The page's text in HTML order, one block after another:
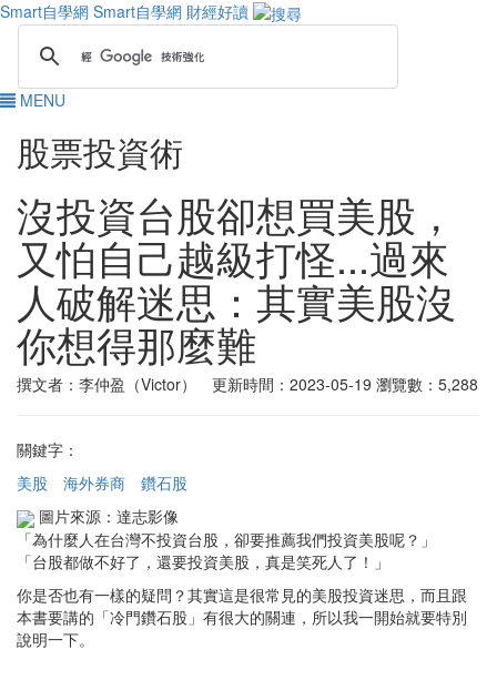
Smart自學網 Smart自學網 財經好讀
MENU
股票投資術
沒投資台股卻想買美股，
又怕自己越級打怪...過來
人破解迷思：其實美股沒
你想得那麼難
撰文者：李仲盈（Victor） 更新時間：2023-05-19 瀏覽數：5,288
關鍵字：
美股
海外券商
鑽石股
圖片來源：達志影像
「為什麼人在台灣不投資台股，卻要推薦我們投資美股呢？」
「台股都做不好了，還要投資美股，真是笑死人了！」
你是否也有一樣的疑問？其實這是很常見的美股投資迷思，而且跟
本書要講的「冷門鑽石股」有很大的關連，所以我一開始就要特別
說明一下。